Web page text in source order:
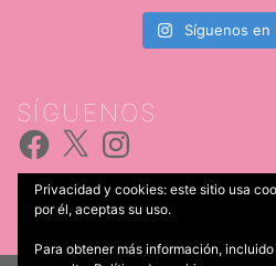
Síguenos en
SÍGUENOS
Facebook
X Instagram
Privacidad y cookies: este sitio usa
por él, aceptas su uso.
Para obtener más información,